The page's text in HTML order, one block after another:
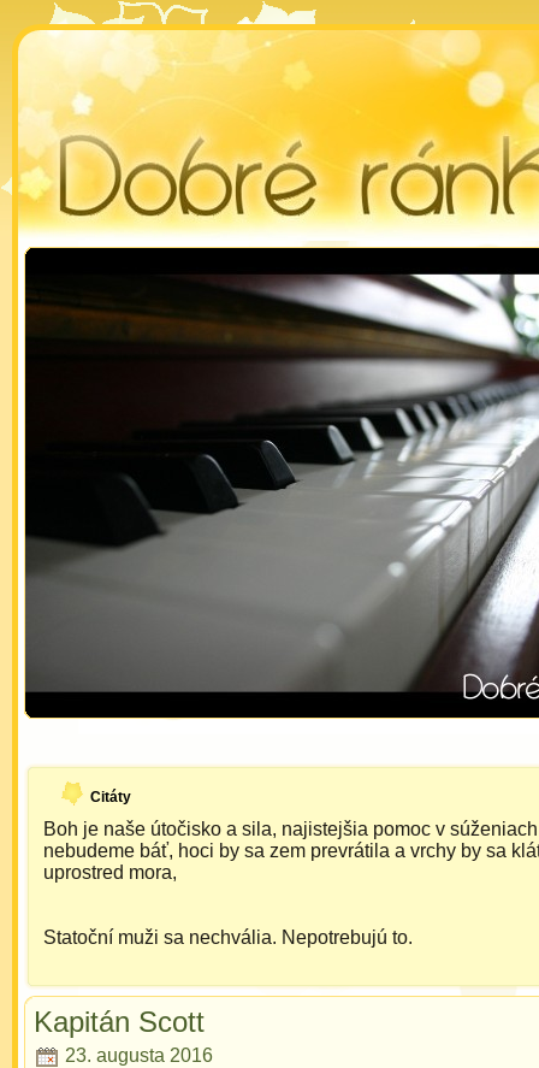
Citáty
Boh je naše útočisko a sila, najistejšia pomoc v
nebudeme báť, hoci by sa zem prevrátila a vrchy by sa
uprostred mora,
Statoční muži sa nechvália. Nepotrebujú to.
Kapitán Scott
23. augusta 2016